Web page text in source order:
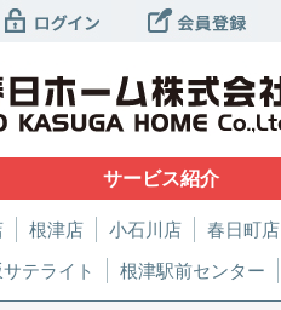
サービス紹介
根津店 小石川店 春日町店
テライト
根津駅前センター